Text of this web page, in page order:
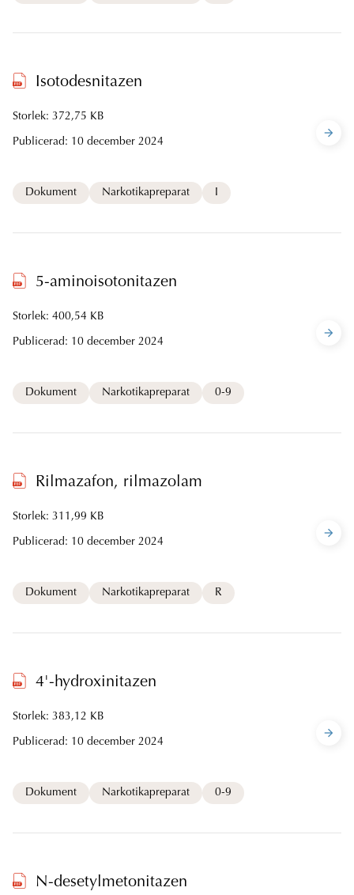
Isotodesnitazen
Storlek: 372,75 KB
Publicerad: 10 december 2024
Dokument Narkotikapreparat I
5-aminoisotonitazen
Storlek: 400,54 KB
Publicerad: 10 december 2024
Dokument Narkotikapreparat 0-9
Rilmazafon, rilmazolam
Storlek: 311,99 KB
Publicerad: 10 december 2024
Dokument Narkotikapreparat R
4'-hydroxinitazen
Storlek: 383,12 KB
Publicerad: 10 december 2024
Dokument Narkotikapreparat 0-9
N-desetylmetonitazen